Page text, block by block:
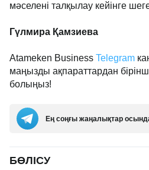
мәселені талқылау кейінге
Гүлмира Қамзиева
Atameken Business Telegram
маңызды ақпараттардан
болыңыз!
Ең соңғы жаңалықтар
БӨЛІСУ